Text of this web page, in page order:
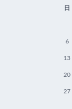
日
6
13
20
27